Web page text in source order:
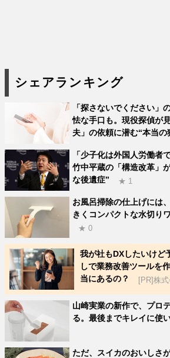
シェアランキング
「探さないでください」
怯な手口も。現役探偵が
夫」の依頼に潜む“本当の
「少子化は外国人労働者
竹中平蔵の「構造改革」
な後遺症”
★ 1
お風呂掃除の仕上げには
きくコンパクトな水切り
★ 0
我が社もDXしたいけど
しで業務改善ツールを
当にあるの？
[PR]株
山崎実業の新作で、プロ
る。最後までキレイに使
ただ、スイカのおいしさ